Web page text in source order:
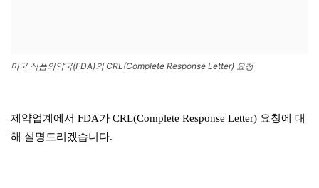
미국 식품의약국(FDA)의 CRL(Complete Response Letter) 요청
제약업계에서 FDA가 CRL(Complete Response Letter) 요청에 대
해 설명드리겠습니다.